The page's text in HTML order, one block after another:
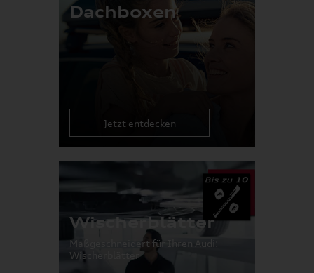
Dachboxen
Jetzt entdecken
Wischerblätter
Maßgeschneidert für Ihren Audi:
Wischerblätter